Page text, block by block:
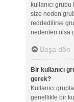
kullanıcı
size neden
reddedilirse
nedenleri olsa
Başa dön
Bir kullanıcı
gerek?
Kullanıcı
genellikle bir